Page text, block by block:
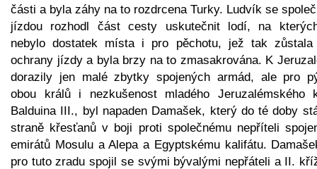
části a byla záhy na to rozdrcena Turky. Ludvík se
jízdou rozhodl část cesty uskutečnit lodí, na
nebylo dostatek místa i pro pěchotu, jež tak zůstala
ochrany jízdy a byla brzy na to zmasakrována. K
dorazily jen malé zbytky spojených armád, ale pro
obou králů i nezkušenost mladého Jeruzalémského
Balduina III., byl napaden Damašek, který do té doby
straně křesťanů v boji proti společnému nepříteli
emirátů Mosulu a Alepa a Egyptskému kalifátu.
pro tuto zradu spojil se svými bývalými nepřáteli a II.